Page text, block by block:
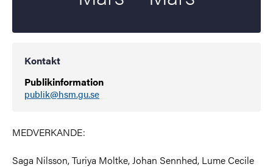
Kontakt
Publikinformation
publik@hsm.gu.se
MEDVERKANDE:
Saga Nilsson, Turiya Moltke, Johan Sennhed, Lume Cecile